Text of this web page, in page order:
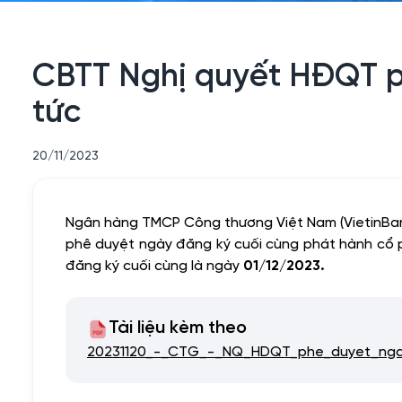
CBTT Nghị quyết HĐQT
tức
20/11/2023
Ngân hàng TMCP Công thương Việt Nam
phê duyệt ngày đăng ký cuối cùng phát hành
đăng ký cuối cùng là ngày 01/12/2023.
Tài liệu kèm theo
20231120_-_CTG_-